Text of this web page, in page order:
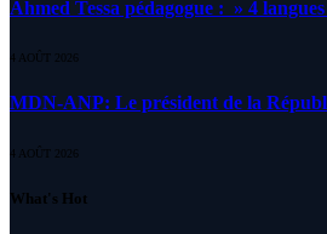
Ahmed Tessa pédagogue : » 4
4 AOÛT 2026
MDN-ANP: Le président de la
4 AOÛT 2026
What's Hot